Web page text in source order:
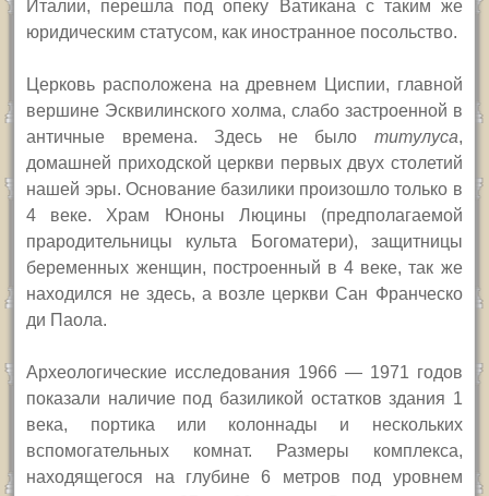
Италии, перешла под опеку Ватикана с таким же
юридическим статусом, как иностранное посольство.
Церковь расположена на древнем Циспии, главной
вершине Эсквилинского холма, слабо застроенной в
античные времена. Здесь не было титулуса,
домашней приходской церкви первых двух столетий
нашей эры. Основание базилики произошло только в
4 веке. Храм Юноны Люцины (предполагаемой
прародительницы культа Богоматери), защитницы
беременных женщин, построенный в 4 веке, так же
находился не здесь, а возле церкви Сан Франческо
ди Паола.
Археологические исследования 1966 — 1971 годов
показали наличие под базиликой остатков здания 1
века, портика или колоннады и нескольких
вспомогательных комнат. Размеры комплекса,
находящегося на глубине 6 метров под уровнем